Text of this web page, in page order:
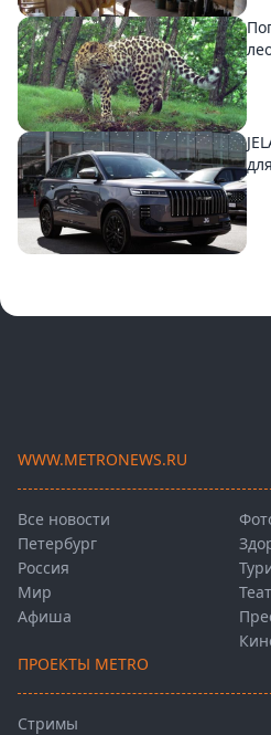
WWW.METRONEWS.RU
Все новости
Петербург
Россия
Мир
Афиша
ПРОЕКТЫ METRO
Стримы